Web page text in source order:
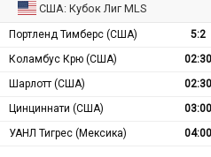
США: Кубок Лиг MLS
Портленд Тимберс (США) 5:2
Коламбус Крю (США)
02:30
Шарлотт (США)
02:30
Цинциннати (США)
03:00
УАНЛ Тигрес (Мексика)
04:00